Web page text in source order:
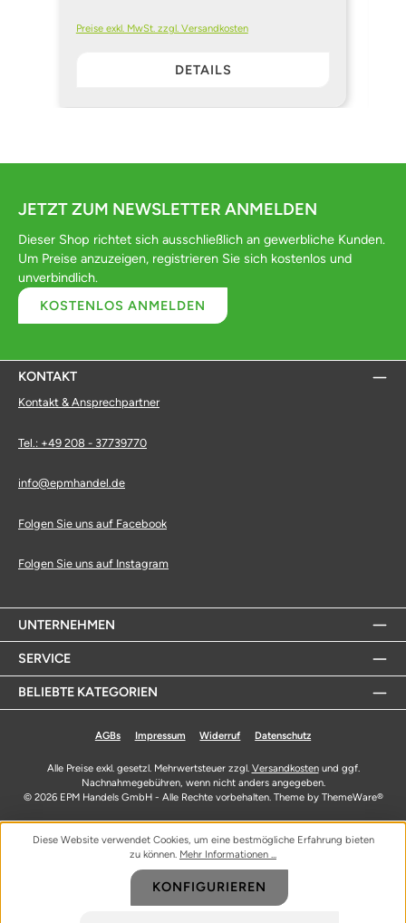
Preise exkl. MwSt. zzgl. Versandkosten
DETAILS
JETZT ZUM NEWSLETTER ANMELDEN
Dieser Shop richtet sich ausschließlich an gewerbliche Kunden.
Um Preise anzuzeigen, registrieren Sie sich kostenlos und
unverbindlich.
KOSTENLOS ANMELDEN
KONTAKT
Kontakt & Ansprechpartner
Tel.: +49 208 - 37739770
info@epmhandel.de
Folgen Sie uns auf Facebook
Folgen Sie uns auf Instagram
UNTERNEHMEN
SERVICE
BELIEBTE KATEGORIEN
AGBs Impressum Widerruf Datenschutz
Alle Preise exkl. gesetzl. Mehrwertsteuer zzgl. Versandkostenund ggf.
Nachnahmegebühren, wenn nicht anders angegeben.
© 2026 EPM Handels GmbH - Alle Rechte vorbehalten. Theme by ThemeWare®
Diese Website verwendet Cookies, um eine bestmögliche Erfahrung bieten
zu können. Mehr Informationen ...
KONFIGURIEREN